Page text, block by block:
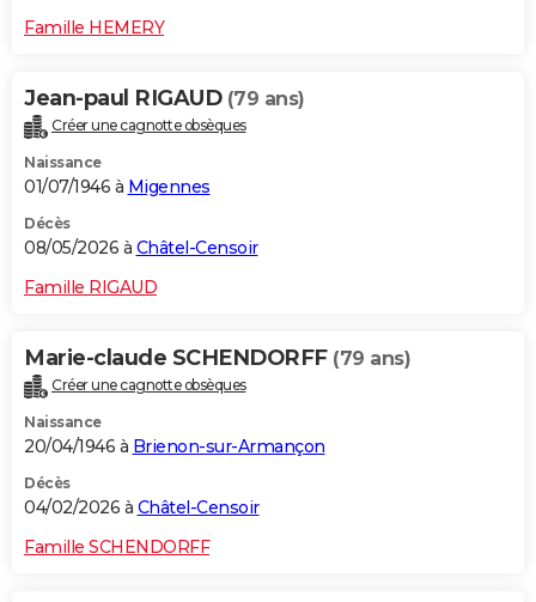
Famille HEMERY
Jean-paul RIGAUD (79 ans)
Créer une cagnotte obsèques
Naissance
01/07/1946 à Migennes
Décès
08/05/2026 à Châtel-Censoir
Famille RIGAUD
Marie-claude SCHENDORFF (79 ans)
Créer une cagnotte obsèques
Naissance
20/04/1946 à Brienon-sur-Armançon
Décès
04/02/2026 à Châtel-Censoir
Famille SCHENDORFF